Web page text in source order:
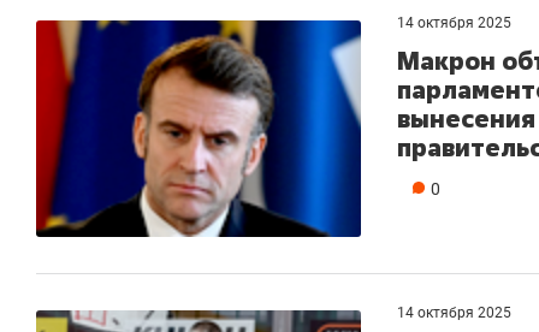
14 октября 2025
Макрон
0
14 октября 2025